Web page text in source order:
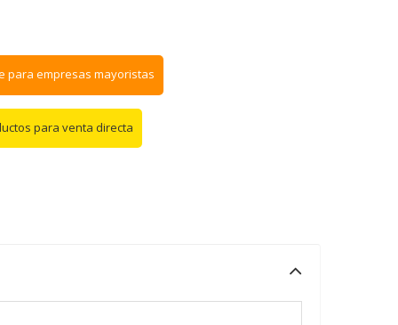
para empresas mayoristas
para venta directa